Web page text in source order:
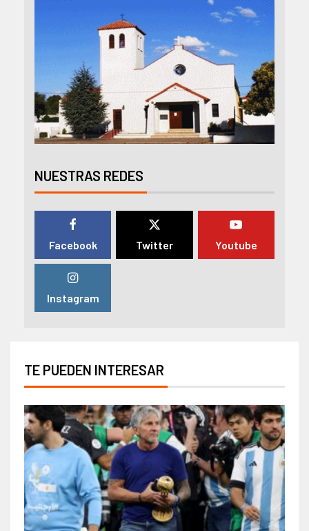
NUESTRAS REDES
Facebook Twitter Youtube
Instagram
TE PUEDEN INTERESAR